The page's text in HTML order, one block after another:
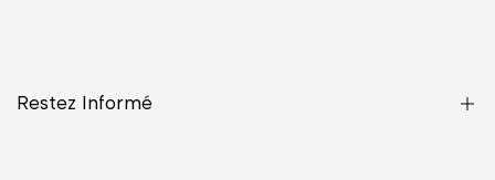
Restez Informé